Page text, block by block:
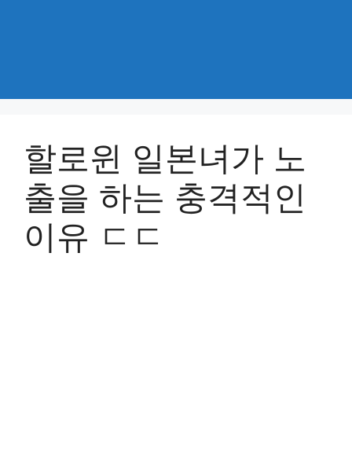
할로윈 일본녀가 노
출을 하는 충격적인
이유 ㄷㄷ